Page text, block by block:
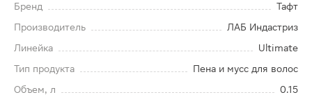
Бренд
Тафт
Производитель
ЛАБ Индастриз
Линейка
Ultimate
Тип продукта
Пена и мусс для волос
Объем, л
0.15